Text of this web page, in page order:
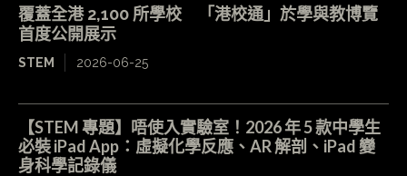
覆蓋全港 2,100 所學校 「港校通」於學與教博覽
首度公開展示
STEM 2026-06-25
【STEM 專題】唔使入實驗室！2026 年 5 款中學生
必裝 iPad App：虛擬化學反應、AR 解剖、iPad 變
身科學記錄儀